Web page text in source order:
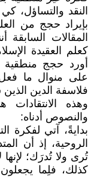
النقد والتساؤل،
بإيراد حجج من
المقالات السابقة
كعلم العقيدة
أورد حجج منطقية
على منوال ما
فلاسفة الدين الذين
وهذه الانتقادات
والنصوص أدناه:
بدايةً، آتي لفكرة
الروحية، إذ أن
تُرى ولا تُدرَك؛ لإنها
كذلك، فلِما يجعلون